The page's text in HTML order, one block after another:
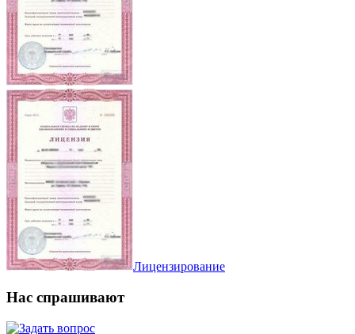
Лицензирование
Нас спрашивают